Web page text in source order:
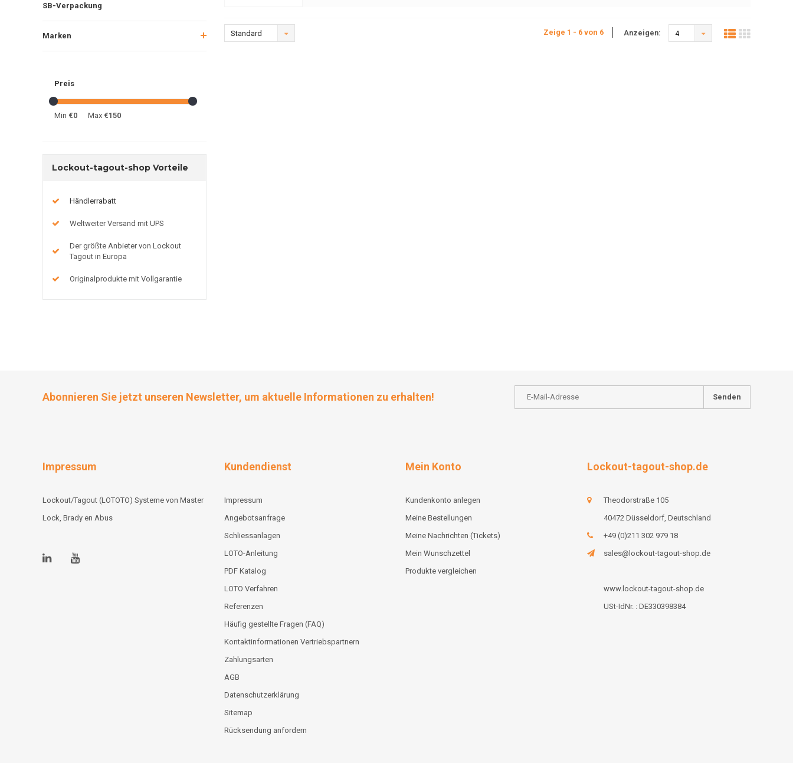
SB-Verpackung
Marken
Preis
Min €0 Max €150
Lockout-tagout-shop Vorteile
Händlerrabatt
Weltweiter Versand mit UPS
Der größte Anbieter von Lockout
Tagout in Europa
Originalprodukte mit Vollgarantie
Standard Zeige 1 - 6 von 6 Anzeigen: 4
Abonnieren Sie jetzt unseren Newsletter, um aktuelle Informationen zu erhalten! Senden
Impressum
Lockout/Tagout (LOTOTO) Systeme von Master
Lock, Brady en Abus
Kundendienst
Impressum
Angebotsanfrage
Schliessanlagen
LOTO-Anleitung
PDF Katalog
LOTO Verfahren
Referenzen
Häufig gestellte Fragen (FAQ)
Kontaktinformationen Vertriebspartnern
Zahlungsarten
AGB
Datenschutzerklärung
Sitemap
Rücksendung anfordern
Mein Konto
Kundenkonto anlegen
Meine Bestellungen
Meine Nachrichten (Tickets)
Mein Wunschzettel
Produkte vergleichen
Lockout-tagout-shop.de
Theodorstraße 105
40472 Düsseldorf, Deutschland
+49 (0)211 302 979 18
sales@lockout-tagout-shop.de
www.lockout-tagout-shop.de
USt-IdNr. : DE330398384